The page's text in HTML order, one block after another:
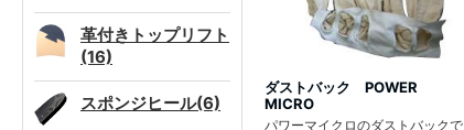
革付きトップリフト
(16)
スポンジヒール(6)
ダストバック POWER
MICRO
パワーマイクロのダストバックで